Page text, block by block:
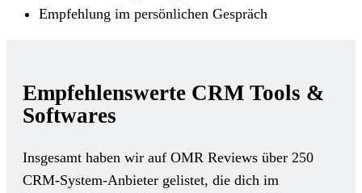
Empfehlung im persönlichen Gespräch
Empfehlenswerte CRM Tools &
Softwares
Insgesamt haben wir auf OMR Reviews über 250
CRM-System-Anbieter gelistet, die dich im